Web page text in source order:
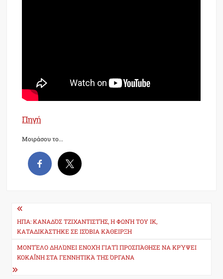
Πηγή
Μοιράσου το...
Post
navigation
ΗΠΑ: ΚΑΝΑΔΌΣ ΤΖΙΧΑΝΤΙΣΤΉΣ, Η ΦΩΝΉ ΤΟΥ ΙΚ,
ΚΑΤΑΔΙΚΆΣΤΗΚΕ ΣΕ ΙΣΌΒΙΑ ΚΆΘΕΙΡΞΗ
ΜΟΝΤΈΛΟ ΔΗΛΏΝΕΙ ΕΝΟΧΉ ΓΙΑΤΊ ΠΡΟΣΠΆΘΗΣΕ ΝΑ ΚΡΎΨΕΙ
ΚΟΚΑΪ́ΝΗ ΣΤΑ ΓΕΝΝΗΤΙΚΆ ΤΗΣ ΌΡΓΑΝΑ